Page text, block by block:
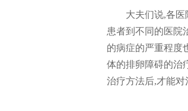
大夫们说,各
患者到不同的医院
的病症的严重程度
体的排卵障碍的治
治疗方法后,才能